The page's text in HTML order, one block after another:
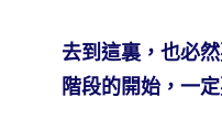
去到這裏，也必
階段的開始，一